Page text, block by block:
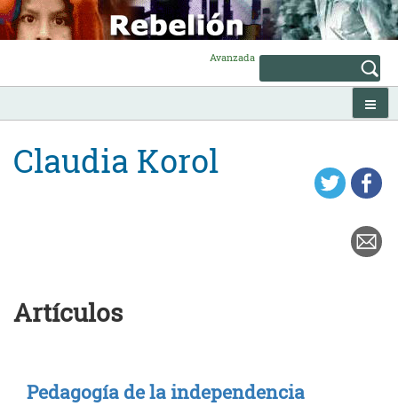
Skip
to
content
Avanzada
Claudia Korol
Artículos
Pedagogía de la independencia